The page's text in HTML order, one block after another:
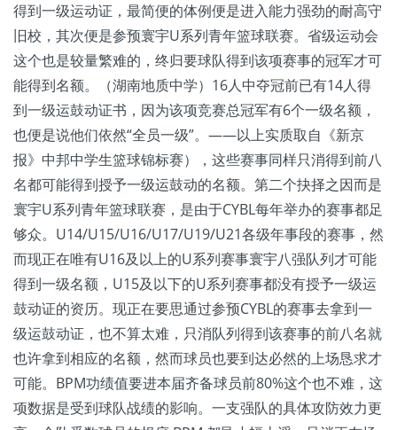
得到一级运动证，最简便的体例便是进入能力强劲的耐高守
旧校，其次便是参预寰宇U系列青年篮球联赛。省级运动会
这个也是较量繁难的，终归要球队得到该项赛事的冠军才可
能得到名额。（湖南地质中学）16人中夺冠前已有14人得
到一级运鼓动证书，因为该项竞赛总冠军有6个一级名额，
也便是说他们依然“全员一级”。——以上实质取自《新京
报》中邦中学生篮球锦标赛），这些赛事同样只消得到前八
名都可能得到授予一级运鼓动的名额。第二个抉择之因而是
寰宇U系列青年篮球联赛，是由于CYBL每年举办的赛事都足
够众。U14/U15/U16/U17/U19/U21各级年事段的赛事，然
而现正在唯有U16及以上的U系列赛事寰宇八强队列才可能
得到一级名额，U15及以下的U系列赛事都没有授予一级运
鼓动证的资历。现正在要思通过参预CYBL的赛事去拿到一
级运鼓动证，也不算太难，只消队列得到该赛事的前八名就
也许拿到相应的名额，然而球员也要到达必然的上场恳求才
可能。BPM功绩值要进本届齐备球员前80%这个也不难，这
项数据是受到球队战绩的影响。一支强队的具体攻防效力更